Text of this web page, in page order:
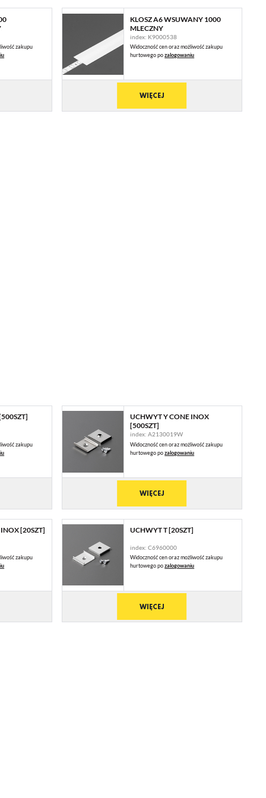
zakupu
KLOSZ A6 WSUWANY 1000
MLECZNY
index: K9000538
Widoczność cen oraz możliwość zakupu
hurtowego pozalogowaniu
WIĘCEJ
zakupu
UCHWYT Y CONE INOX
[500SZT]
index: A2130019W
Widoczność cen oraz możliwość zakupu
hurtowego pozalogowaniu
WIĘCEJ
[20SZT]
zakupu
UCHWYT T [20SZT]
index: C6960000
Widoczność cen oraz możliwość zakupu
hurtowego pozalogowaniu
WIĘCEJ